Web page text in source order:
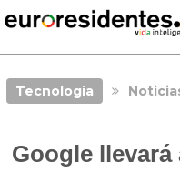
Tecnología
Google llevará